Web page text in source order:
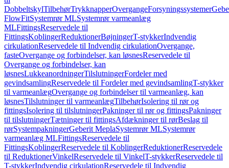
DobbeltskylTilbehørTrykknapperOvergangeForsyningssystemer
FlowFitSystemrør MLSystemrør varmeanlæg
MLFittingsReservedele til
FittingsKoblingerReduktionerBøjningerT-stykkerIndvendig
cirkulationReservedele til Indvendig cirkulationOvergange,
fasteOvergange og forbindelser, kan løsnesReservedele til
Overgange og forbindelser, kan
løsnesLukkeanordningerTilslutningerFordeler med
gevindsamlingReservedele til Fordeler med gevindsamlingT-stykker
til varmeanlægOvergange og forbindelser til varmeanlæg, kan
løsnesTilslutninger til varmeanlægTilbehørIsolering til rør og
fittingsIsolering til tilslutningerPakninger til rør og fittingsPakninger
til tilslutningerTætninger til fittingsAfdækninger til rørBeslag til
rørSystempakningerGeberit MeplaSystemrør MLSystemrør
varmeanlæg MLFittingsReservedele til
FittingsKoblingerReservedele til KoblingerReduktionerReservedele
til ReduktionerVinkelReservedele til VinkelT-stykkerReservedele til
T-stykkerIndvendig cirkulationReservedele til Indvendig